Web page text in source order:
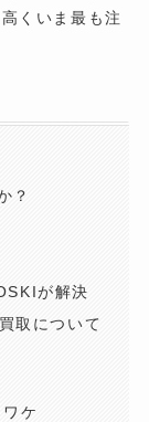
くいま最も注
？
が解決
取について
ケ